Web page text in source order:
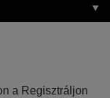
a Regisztráljon